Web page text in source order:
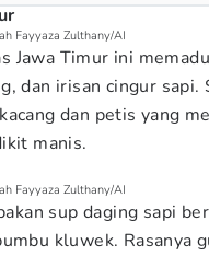
Fayyaza Zulthany/AI
Jawa Timur ini
dan irisan cingur sapi.
dan petis yang
manis.
Fayyaza Zulthany/AI
sup daging sapi
kluwek. Rasanya